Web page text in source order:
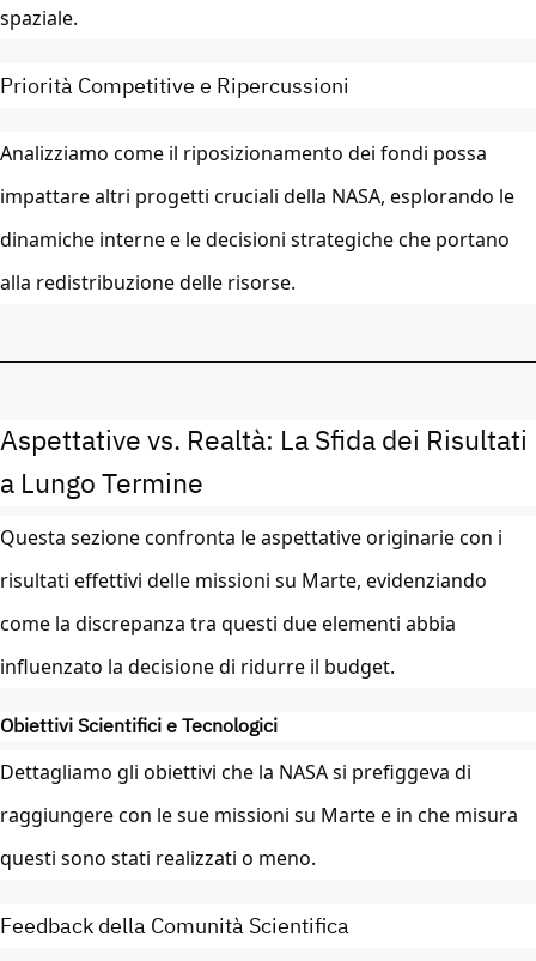
spaziale.
Priorità Competitive e Ripercussioni
Analizziamo come il riposizionamento dei fondi possa
impattare altri progetti cruciali della NASA, esplorando le
dinamiche interne e le decisioni strategiche che portano
alla redistribuzione delle risorse.
Aspettative vs. Realtà: La Sfida dei Risultati
a Lungo Termine
Questa sezione confronta le aspettative originarie con i
risultati effettivi delle missioni su Marte, evidenziando
come la discrepanza tra questi due elementi abbia
influenzato la decisione di ridurre il budget.
Obiettivi Scientifici e Tecnologici
Dettagliamo gli obiettivi che la NASA si prefiggeva di
raggiungere con le sue missioni su Marte e in che misura
questi sono stati realizzati o meno.
Feedback della Comunità Scientifica